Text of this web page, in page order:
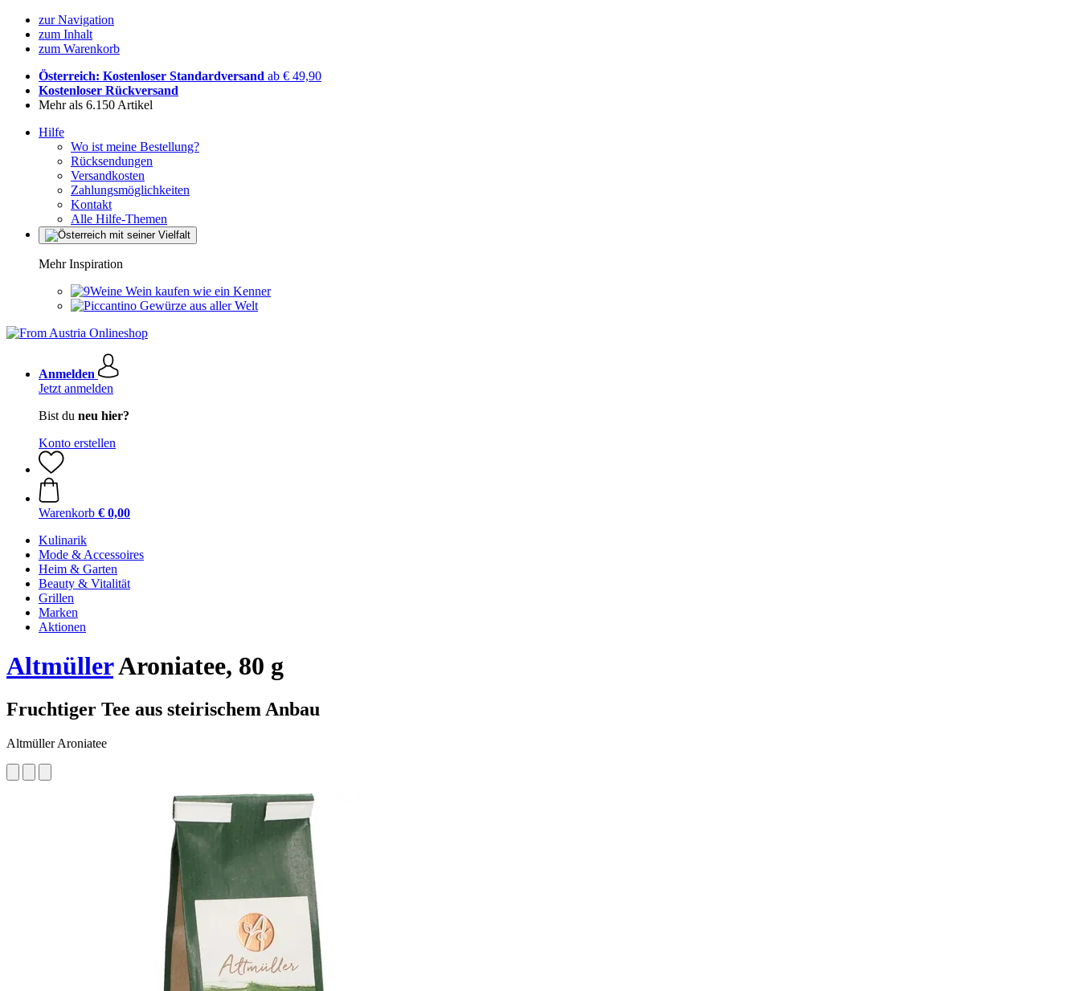
zur Navigation
zum Inhalt
zum Warenkorb
Österreich: Kostenloser Standardversand ab € 49,90
Kostenloser Rückversand
Mehr als 6.150 Artikel
Hilfe
Wo ist meine Bestellung?
Rücksendungen
Versandkosten
Zahlungsmöglichkeiten
Kontakt
Alle Hilfe-Themen
Mehr Inspiration
Wein kaufen wie ein Kenner
Gewürze aus aller Welt
Anmelden
Jetzt anmelden
Bist du neu hier?
Konto erstellen
Warenkorb € 0,00
Kulinarik
Mode & Accessoires
Heim & Garten
Beauty & Vitalität
Grillen
Marken
Aktionen
AltmüllerAroniatee, 80 g
Fruchtiger Tee aus steirischem Anbau
Altmüller Aroniatee